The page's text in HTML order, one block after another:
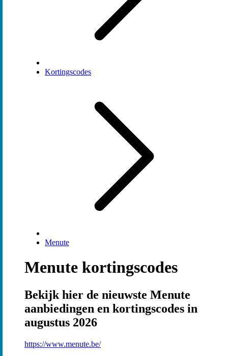
Kortingscodes
Menute
Menute kortingscodes
Bekijk hier de nieuwste Menute
aanbiedingen en kortingscodes in
augustus 2026
https://www.menute.be/